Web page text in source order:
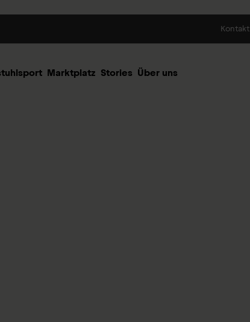
Kontakt
Marktplatz Stories Über uns